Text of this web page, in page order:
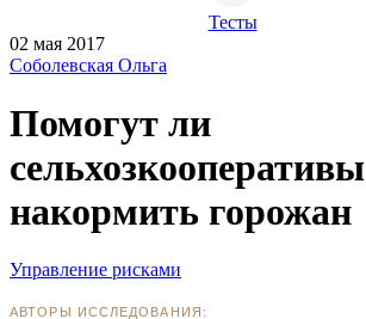
Тесты
02 мая 2017
Соболевская Ольга
Помогут ли
сельхозкооперативы
накормить горожан
Управление рисками
АВТОРЫ ИССЛЕДОВАНИЯ: